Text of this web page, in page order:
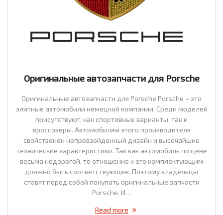
Оригинальные автозапчасти для Porsche
Оригинальные автозапчасти для Porsche Porsche – это
элитные автомобили немецкой компании. Среди моделей
присутствуют, как спортивные варианты, так и
кроссоверы. Автомобилям этого производителя
свойственен непревзойденный дизайн и высочайшие
технические характеристики. Так как автомобиль по цене
весьма недорогой, то отношение к его комплектующим
должно быть соответствующее. Поэтому владельцы
ставят перед собой покупать оригинальные запчасти
Porsche. И…
Read more